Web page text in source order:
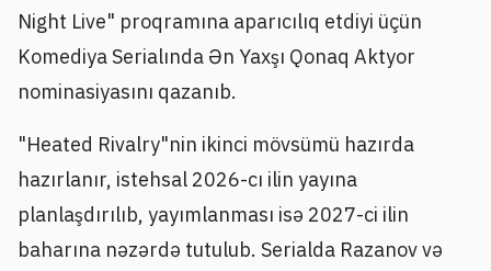
Night Live" proqramına aparıcılıq etdiyi üçün
Komediya Serialında Ən Yaxşı Qonaq Aktyor
nominasiyasını qazanıb.
"Heated Rivalry"nin ikinci mövsümü hazırda
hazırlanır, istehsal 2026-cı ilin yayına
planlaşdırılıb, yayımlanması isə 2027-ci ilin
baharına nəzərdə tutulub. Serialda Razanov və